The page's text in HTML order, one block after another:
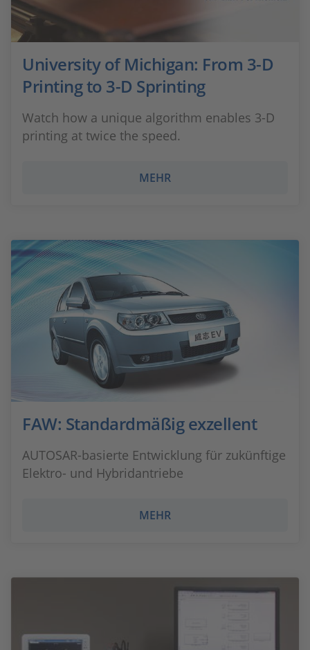
University of Michigan: From 3-D
Printing to 3-D Sprinting
Watch how a unique algorithm enables 3-D
printing at twice the speed.
MEHR
FAW: Standardmäßig exzellent
AUTOSAR-basierte Entwicklung für zukünftige
Elektro- und Hybridantriebe
MEHR